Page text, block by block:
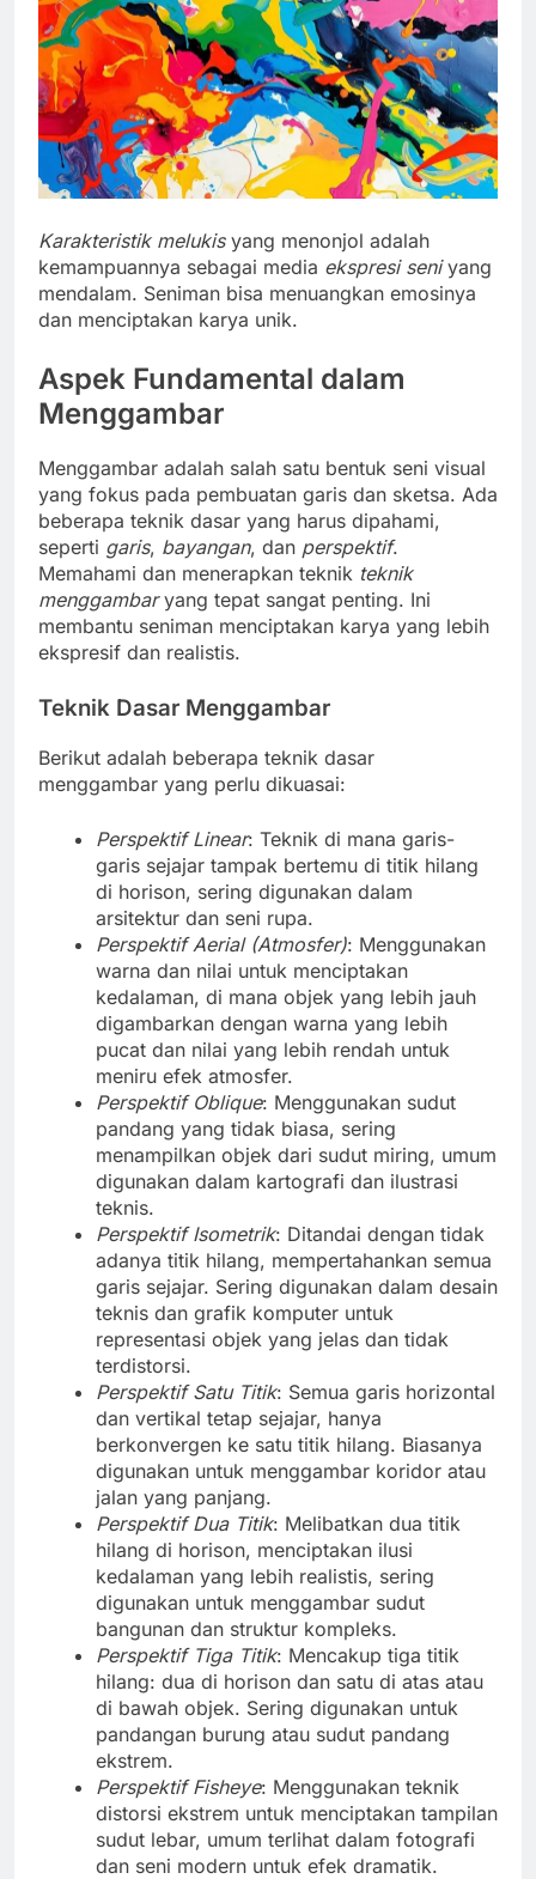
Karakteristik melukisyang menonjol adalah
kemampuannya sebagai media ekspresi seniyang
mendalam. Seniman bisa menuangkan emosinya
dan menciptakan karya unik.
Aspek Fundamental dalam
Menggambar
Menggambar adalah salah satu bentuk seni visual
yang fokus pada pembuatan garis dan sketsa. Ada
beberapa teknik dasar yang harus dipahami,
seperti garis, bayangan, dan perspektif.
Memahami dan menerapkan teknik teknik
menggambaryang tepat sangat penting. Ini
membantu seniman menciptakan karya yang lebih
ekspresif dan realistis.
Teknik Dasar Menggambar
Berikut adalah beberapa teknik dasar
menggambar yang perlu dikuasai:
Perspektif Linear: Teknik di mana garis-
garis sejajar tampak bertemu di titik hilang
di horison, sering digunakan dalam
arsitektur dan seni rupa.
Perspektif Aerial (Atmosfer): Menggunakan
warna dan nilai untuk menciptakan
kedalaman, di mana objek yang lebih jauh
digambarkan dengan warna yang lebih
pucat dan nilai yang lebih rendah untuk
meniru efek atmosfer.
Perspektif Oblique: Menggunakan sudut
pandang yang tidak biasa, sering
menampilkan objek dari sudut miring, umum
digunakan dalam kartografi dan ilustrasi
teknis.
Perspektif Isometrik: Ditandai dengan tidak
adanya titik hilang, mempertahankan semua
garis sejajar. Sering digunakan dalam desain
teknis dan grafik komputer untuk
representasi objek yang jelas dan tidak
terdistorsi.
Perspektif Satu Titik: Semua garis horizontal
dan vertikal tetap sejajar, hanya
berkonvergen ke satu titik hilang. Biasanya
digunakan untuk menggambar koridor atau
jalan yang panjang.
Perspektif Dua Titik: Melibatkan dua titik
hilang di horison, menciptakan ilusi
kedalaman yang lebih realistis, sering
digunakan untuk menggambar sudut
bangunan dan struktur kompleks.
Perspektif Tiga Titik: Mencakup tiga titik
hilang: dua di horison dan satu di atas atau
di bawah objek. Sering digunakan untuk
pandangan burung atau sudut pandang
ekstrem.
Perspektif Fisheye: Menggunakan teknik
distorsi ekstrem untuk menciptakan tampilan
sudut lebar, umum terlihat dalam fotografi
dan seni modern untuk efek dramatik.